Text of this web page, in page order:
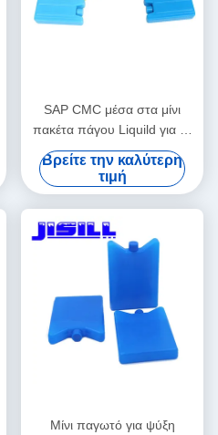
SAP CMC μέσα στα μίνι
πακέτα πάγου Liquild για τα
παιδιά 10,8 * 5,8 * 2cm
Βρείτε την καλύτερη
τιμή
Μίνι παγωτό για ψύξη